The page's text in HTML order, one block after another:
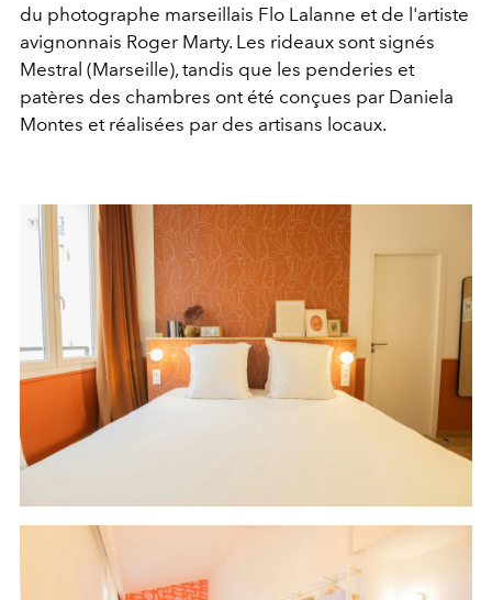
du photographe marseillais Flo Lalanne et de l'artiste
avignonnais Roger Marty. Les rideaux sont signés
Mestral (Marseille), tandis que les penderies et
patères des chambres ont été conçues par Daniela
Montes et réalisées par des artisans locaux.